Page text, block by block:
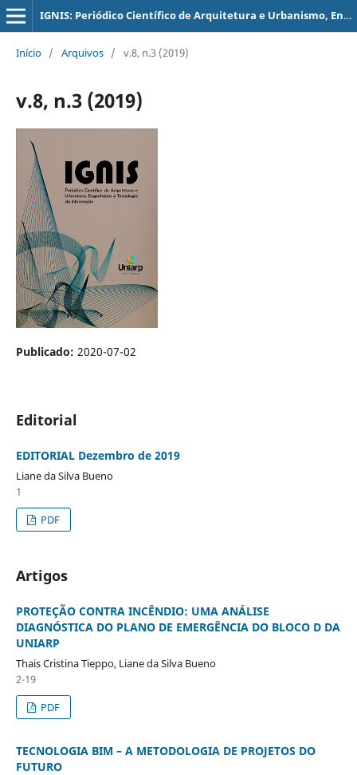
IGNIS: Periódico Científico de Arquitetura e Urbanismo, Engenharias e Tecnologia de Informação
Início / Arquivos / v.8, n.3 (2019)
v.8, n.3 (2019)
Publicado: 2020-07-02
Editorial
EDITORIAL Dezembro de 2019
Liane da Silva Bueno
1
PDF
Artigos
PROTEÇÃO CONTRA INCÊNDIO: UMA ANÁLISE
DIAGNÓSTICA DO PLANO DE EMERGÊNCIA DO BLOCO D DA
UNIARP
Thais Cristina Tieppo, Liane da Silva Bueno
2-19
PDF
TECNOLOGIA BIM – A METODOLOGIA DE PROJETOS DO
FUTURO